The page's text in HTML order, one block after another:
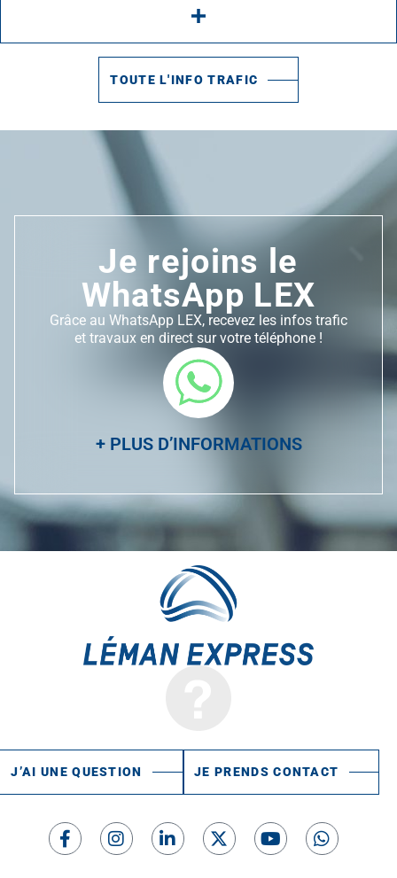
TOUTE L'INFO TRAFIC
Je rejoins le
WhatsApp LEX
Grâce au WhatsApp LEX, recevez les infos trafic
et travaux en direct sur votre téléphone !
+ PLUS D’INFORMATIONS
J’AI UNE QUESTION JE PRENDS CONTACT